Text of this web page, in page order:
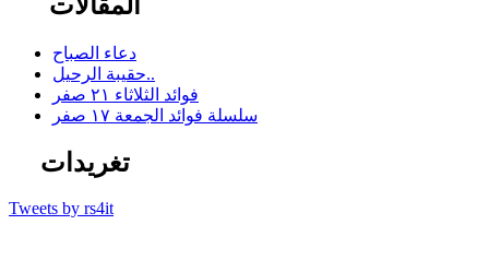
دعاء الصباح
حقيبة الرحيل..
فوائد الثلاثاء ٢١ صفر
سلسلة فوائد الجمعة ١٧ صفر
تغريدات
Tweets by rs4it